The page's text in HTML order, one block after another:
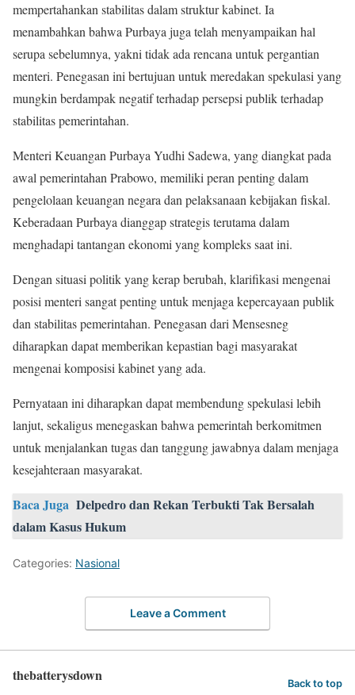
mempertahankan stabilitas dalam struktur kabinet. Ia
menambahkan bahwa Purbaya juga telah menyampaikan hal
serupa sebelumnya, yakni tidak ada rencana untuk pergantian
menteri. Penegasan ini bertujuan untuk meredakan spekulasi yang
mungkin berdampak negatif terhadap persepsi publik terhadap
stabilitas pemerintahan.
Menteri Keuangan Purbaya Yudhi Sadewa, yang diangkat pada
awal pemerintahan Prabowo, memiliki peran penting dalam
pengelolaan keuangan negara dan pelaksanaan kebijakan fiskal.
Keberadaan Purbaya dianggap strategis terutama dalam
menghadapi tantangan ekonomi yang kompleks saat ini.
Dengan situasi politik yang kerap berubah, klarifikasi mengenai
posisi menteri sangat penting untuk menjaga kepercayaan publik
dan stabilitas pemerintahan. Penegasan dari Mensesneg
diharapkan dapat memberikan kepastian bagi masyarakat
mengenai komposisi kabinet yang ada.
Pernyataan ini diharapkan dapat membendung spekulasi lebih
lanjut, sekaligus menegaskan bahwa pemerintah berkomitmen
untuk menjalankan tugas dan tanggung jawabnya dalam menjaga
kesejahteraan masyarakat.
Baca Juga Delpedro dan Rekan Terbukti Tak Bersalah
dalam Kasus Hukum
Categories: Nasional
Leave a Comment
thebatterysdown Back to top